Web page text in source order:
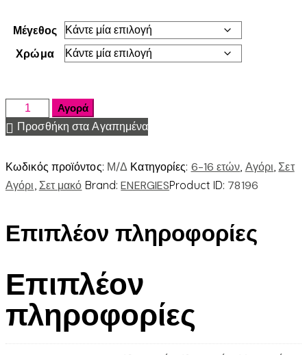
Μέγεθος
Χρώμα
Αγορά
Προσθήκη στα Αγαπημένα
Κωδικός προϊόντος: Μ/Δ Κατηγορίες: 6-16 ετών, Αγόρι,Σετ
Αγόρι, Σετ μακό Brand:ENERGIESProduct ID: 78196
Επιπλέον πληροφορίες
Επιπλέον
πληροφορίες